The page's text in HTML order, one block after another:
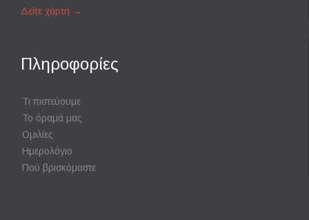
Δείτε χάρτη →
Πληροφορίες
Τι πιστεύουμε
Το όραμά μας
Ομιλίες
Ημερολόγιο
Πού βρισκόμαστε